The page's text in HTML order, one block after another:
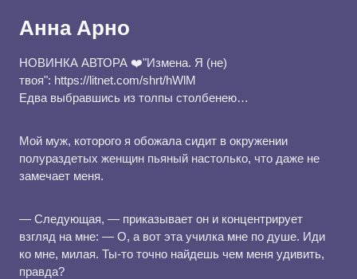
Анна Арно
НОВИНКА АВТОРА ❤️"Измена. Я (не)
твоя": https://litnet.com/shrt/hWlM
Едва выбравшись из толпы столбенею…
Мой муж, которого я обожала сидит в окружении
полураздетых женщин пьяный настолько, что даже не
замечает меня.
— Следующая, — приказывает он и концентрирует
взгляд на мне: — О, а вот эта училка мне по душе. Иди
ко мне, милая. Ты-то точно найдешь чем меня удивить,
правда?